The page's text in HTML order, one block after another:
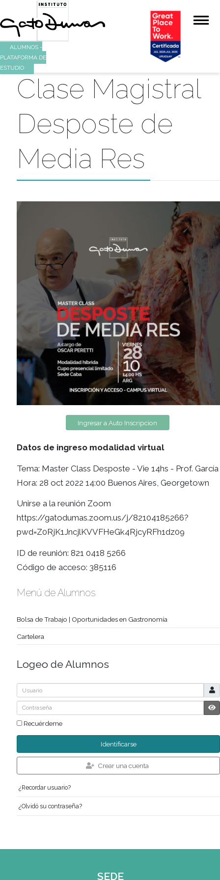
ALUMNOS -
PLATAFORMA DE
ESTUDIO
Clase
Desposte de
Media Res
Datos de ingreso modalidad virtual
Tema: Master Class Desposte - Vie 14hs -
Hora: 28 oct 2022 14:00 Buenos Aires,
Unirse a la reunión Zoom
pwd=Z0RjK1JncjlKVVFHeGk4RjcyRFh1dz09
Código de acceso: 385116
Menú de Alumnos
Bolsa de Trabajo | Oportunidades en Gastronomía
Logeo de Alumnos
Usuario
Recuérdeme
Identificarse